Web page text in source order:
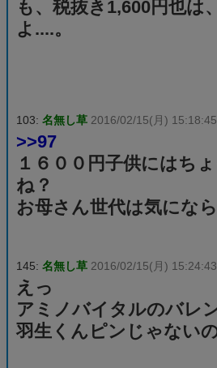
も、税抜き1,600円也は
よ....。
103: 名無し草 2016/02/15(月)
>>97
１６００円子供にはち
ね？
お母さん世代は気にな
145: 名無し草 2016/02/15(月)
えっ
アミノバイタルのバレ
羽生くんピンじゃない